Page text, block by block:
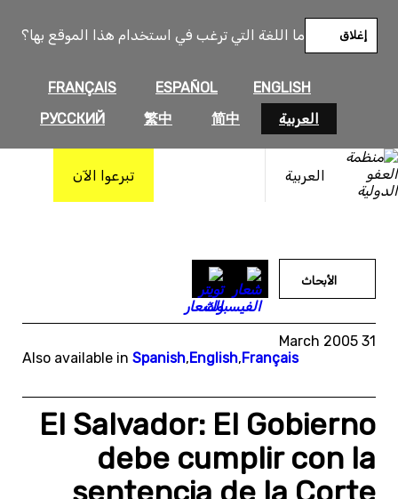
ما اللغة التي ترغب في استخدام هذا الموقع بها؟
ENGLISH
ESPAÑOL
FRANÇAIS
العربية
简中
繁中
РУССКИЙ
إغلاق
العربية تبرعوا الآن
المحتوى
الأبحاث
31 March 2005
Also available in Spanish,English,Français
El Salvador: El Gobierno
debe cumplir con la